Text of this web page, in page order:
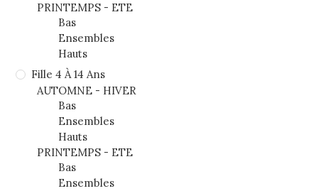
PRINTEMPS - ETE
Bas
Ensembles
Hauts
Fille 4 À 14 Ans
AUTOMNE - HIVER
Bas
Ensembles
Hauts
PRINTEMPS - ETE
Bas
Ensembles